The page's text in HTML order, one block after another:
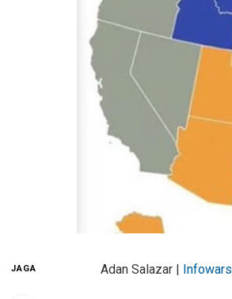
JAGA Adan Salazar | Infowars